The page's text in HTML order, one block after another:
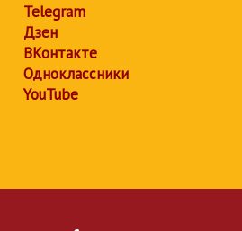
Telegram
Дзен
ВКонтакте
Одноклассники
YouTube